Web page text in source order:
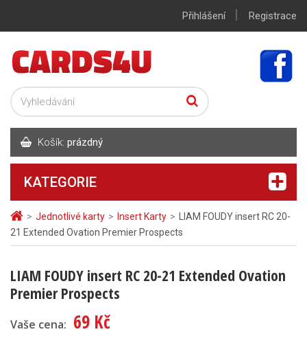
> Jednotlivé karty > Insert Karty >
LIAM FOUDY insert RC 20-
21 Extended Ovation Premier Prospects
LIAM FOUDY insert RC 20-21 Extended Ovation
Premier Prospects
Vaše cena: 69 Kč
Přihlášení | Registrace
Košík: prázdný
KATEGORIE